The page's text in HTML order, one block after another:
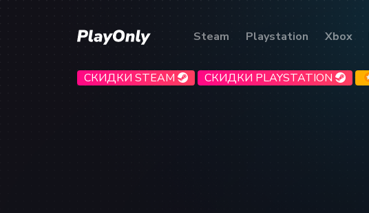
Steam Playstation Xbox
СКИДКИ STEAM СКИДКИ PLAYSTATION